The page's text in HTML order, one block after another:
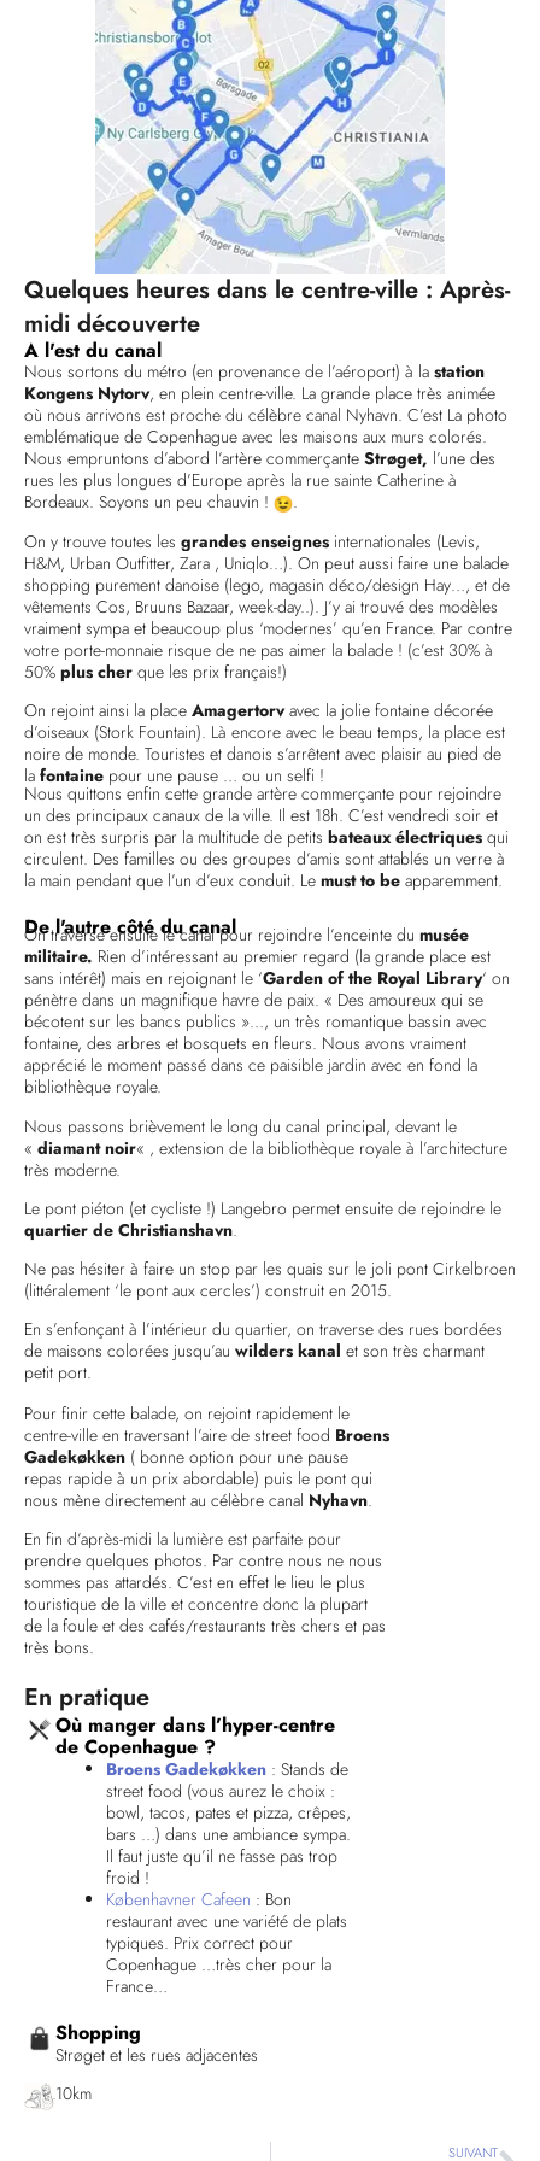
Quelques heures dans le centre-ville : Après-
midi découverte
A l'est du canal
Nous sortons du métro (en provenance de l’aéroport) à la station
Kongens Nytorv, en plein centre-ville. La grande place très animée
où nous arrivons est proche du célèbre canal Nyhavn. C’est La photo
emblématique de Copenhague avec les maisons aux murs colorés.
Nous empruntons d’abord l’artère commerçante Strøget, l’une des
rues les plus longues d’Europe après la rue sainte Catherine à
Bordeaux. Soyons un peu chauvin !
.
On y trouve toutes les grandes enseignes internationales (Levis,
H&M, Urban Outfitter, Zara , Uniqlo…). On peut aussi faire une balade
shopping purement danoise (lego, magasin déco/design Hay…, et de
vêtements Cos, Bruuns Bazaar, week-day..). J’y ai trouvé des modèles
vraiment sympa et beaucoup plus ‘modernes’ qu’en France. Par contre
votre porte-monnaie risque de ne pas aimer la balade ! (c’est 30% à
50% plus cher que les prix français!)
On rejoint ainsi la place Amagertorvavec la jolie fontaine décorée
d’oiseaux (Stork Fountain). Là encore avec le beau temps, la place est
noire de monde. Touristes et danois s’arrêtent avec plaisir au pied de
la fontaine pour une pause … ou un selfi !
Nous quittons enfin cette grande artère commerçante pour rejoindre
un des principaux canaux de la ville. Il est 18h. C’est vendredi soir et
on est très surpris par la multitude de petits bateaux électriques qui
circulent. Des familles ou des groupes d’amis sont attablés un verre à
la main pendant que l’un d’eux conduit. Le must to be apparemment.
De l'autre côté du canal
On traverse ensuite le canal pour rejoindre l’enceinte du musée
militaire. Rien d’intéressant au premier regard (la grande place est
sans intérêt) mais en rejoignant le ‘Garden of the Royal Library‘ on
pénètre dans un magnifique havre de paix. « Des amoureux qui se
bécotent sur les bancs publics »…, un très romantique bassin avec
fontaine, des arbres et bosquets en fleurs. Nous avons vraiment
apprécié le moment passé dans ce paisible jardin avec en fond la
bibliothèque royale.
Nous passons brièvement le long du canal principal, devant le
« diamant noir« , extension de la bibliothèque royale à l’architecture
très moderne.
Le pont piéton (et cycliste !) Langebro permet ensuite de rejoindre le
quartier de Christianshavn.
Ne pas hésiter à faire un stop par les quais sur le joli pont Cirkelbroen
(littéralement ‘le pont aux cercles’) construit en 2015.
En s’enfonçant à l’intérieur du quartier, on traverse des rues bordées
de maisons colorées jusqu’au wilders kanal et son très charmant
petit port.
Pour finir cette balade, on rejoint rapidement le
centre-ville en traversant l’aire de street food Broens
Gadekøkken ( bonne option pour une pause
repas rapide à un prix abordable) puis le pont qui
nous mène directement au célèbre canal Nyhavn.
En fin d’après-midi la lumière est parfaite pour
prendre quelques photos. Par contre nous ne nous
sommes pas attardés. C’est en effet le lieu le plus
touristique de la ville et concentre donc la plupart
de la foule et des cafés/restaurants très chers et pas
très bons.
En pratique
Où manger dans l’hyper-centre
de Copenhague ?
Broens Gadekøkken : Stands de
street food (vous aurez le choix :
bowl, tacos, pates et pizza, crêpes,
bars …) dans une ambiance sympa.
Il faut juste qu’il ne fasse pas trop
froid !
Københavner Cafeen : Bon
restaurant avec une variété de plats
typiques. Prix correct pour
Copenhague …très cher pour la
France…
Shopping
Strøget et les rues adjacentes
10km
SUIVANT